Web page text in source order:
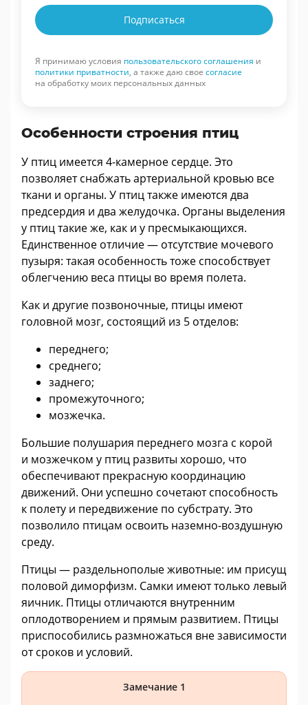
Подписаться
Я принимаю условия пользовательского соглашения и
политики приватности, а также даю свое согласие
на обработку моих персональных данных
Особенности строения птиц
У птиц имеется 4-камерное сердце. Это
позволяет снабжать артериальной кровью все
ткани и органы. У птиц также имеются два
предсердия и два желудочка. Органы выделения
у птиц такие же, как и у пресмыкающихся.
Единственное отличие — отсутствие мочевого
пузыря: такая особенность тоже способствует
облегчению веса птицы во время полета.
Как и другие позвоночные, птицы имеют
головной мозг, состоящий из 5 отделов:
переднего;
среднего;
заднего;
промежуточного;
мозжечка.
Большие полушария переднего мозга с корой
и мозжечком у птиц развиты хорошо, что
обеспечивают прекрасную координацию
движений. Они успешно сочетают способность
к полету и передвижение по субстрату. Это
позволило птицам освоить наземно-воздушную
среду.
Птицы — раздельнополые животные: им присущ
половой диморфизм. Самки имеют только левый
яичник. Птицы отличаются внутренним
оплодотворением и прямым развитием. Птицы
приспособились размножаться вне зависимости
от сроков и условий.
Замечание 1